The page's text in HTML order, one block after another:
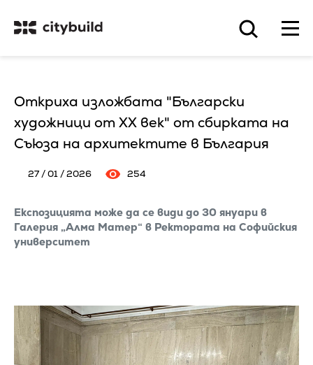
Откриха изложбата "Български
художници от XX век" от сбирката на
Съюза на архитектите в България
27 / 01 / 2026 254
Експозицията може да се види до 30 януари в
Галерия „Алма Матер“ в Ректората на Софийския
университет